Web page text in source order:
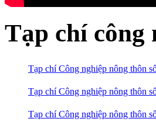
Tạp chí công
Tạp chí Công nghiệp nông thôn
Tạp chí Công nghiệp nông thôn
Tạp chí Công nghiệp nông thôn